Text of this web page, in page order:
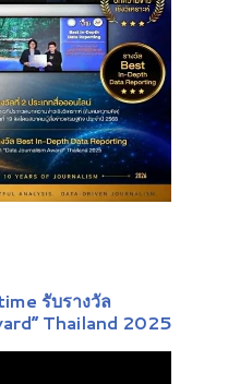
รับรางวัล
Thailand 2025